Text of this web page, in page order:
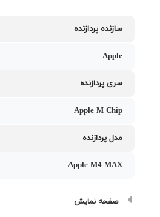
سازنده پردازنده
Apple
سری پردازنده
Apple M Chip
مدل پردازنده
Apple M4 MAX
صفحه نمایش